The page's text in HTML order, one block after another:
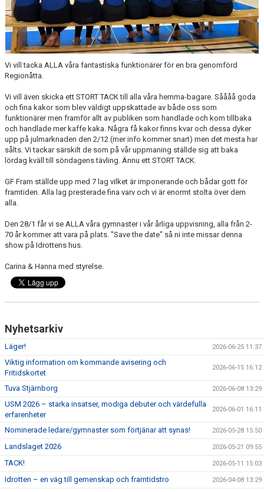
Vi vill tacka ALLA våra fantastiska funktionärer för en bra genomförd
Regionåtta.
Vi vill även skicka ett STORT TACK till alla våra hemma-bagare. Såååå goda
och fina kakor som blev väldigt uppskattade av både oss som
funktionärer men framför allt av publiken som handlade och kom tillbaka
och handlade mer kaffe kaka. Några få kakor finns kvar och dessa dyker
upp på julmarknaden den 2/12 (mer info kommer snart) men det mesta har
sålts. Vi tackar särskilt de som på vår uppmaning ställde sig att baka
lördag kväll till söndagens tävling. Ännu ett STORT TACK.
GF Fram ställde upp med 7 lag vilket är imponerande och bådar gott för
framtiden. Alla lag presterade fina varv och vi är enormt stolta över dem
alla.
Den 28/1 får vi se ALLA våra gymnaster i vår årliga uppvisning, alla från 2-
70 år kommer att vara på plats. "Save the date" så ni inte missar denna
show på Idrottens hus.
Carina & Hanna med styrelse.
Nyhetsarkiv
Läger! 2026-06-25 11:37
Viktig information om kommande avisering och
Fritidskortet
2026-06-15 16:12
Tuva Stjärnborg 2026-06-08 13:29
USM 2026 – starka insatser, modiga debuter och värdefulla
erfarenheter
2026-06-01 16:11
Nominerade ledare/gymnaster som förtjänar att synas! 2026-05-28 15:50
Landslaget 2026 2026-05-21 09:55
TACK! 2026-05-11 15:03
Idrotten – en väg till gemenskap och framtidstro 2026-04-08 13:29